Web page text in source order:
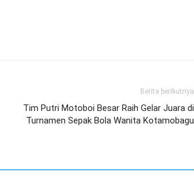
Berita berikutnya
Tim Putri Motoboi Besar Raih Gelar Juara di
Turnamen Sepak Bola Wanita Kotamobagu